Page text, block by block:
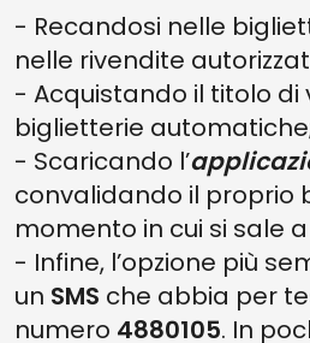
- Recandosi nelle
nelle rivendite
- Acquistando il titolo di
biglietterie
- Scaricando l’
convalidando il proprio
momento in cui si sale
- Infine, l’opzione più
un SMS che abbia per
numero 4880105. In